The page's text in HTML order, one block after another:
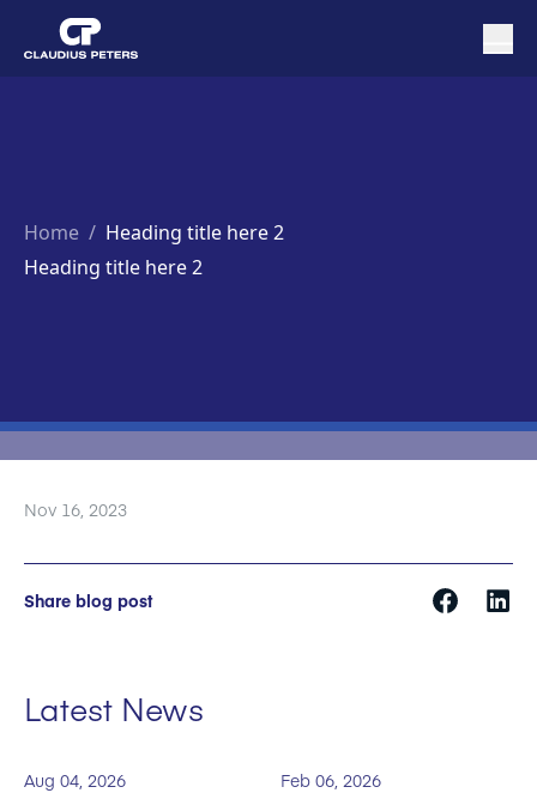
Home / Heading title here 2
Heading title here 2
Nov 16, 2023
Share blog post
Latest News
Aug 04, 2026 Feb 06, 2026